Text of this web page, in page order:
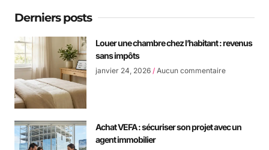
Derniers posts
Louer une chambre chez l’habitant : revenus
sans impôts
janvier 24, 2026 Aucun commentaire
Achat VEFA : sécuriser son projet avec un
agent immobilier